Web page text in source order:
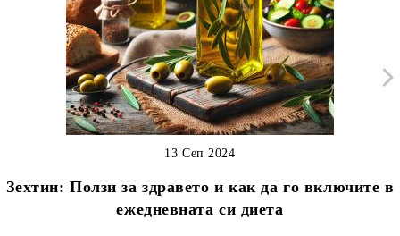
Зехтин: Ползи за здравето и как да го включите в
ежедневната си диета
13 Сеп 2024